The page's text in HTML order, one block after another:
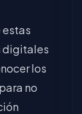
digitales
los
no